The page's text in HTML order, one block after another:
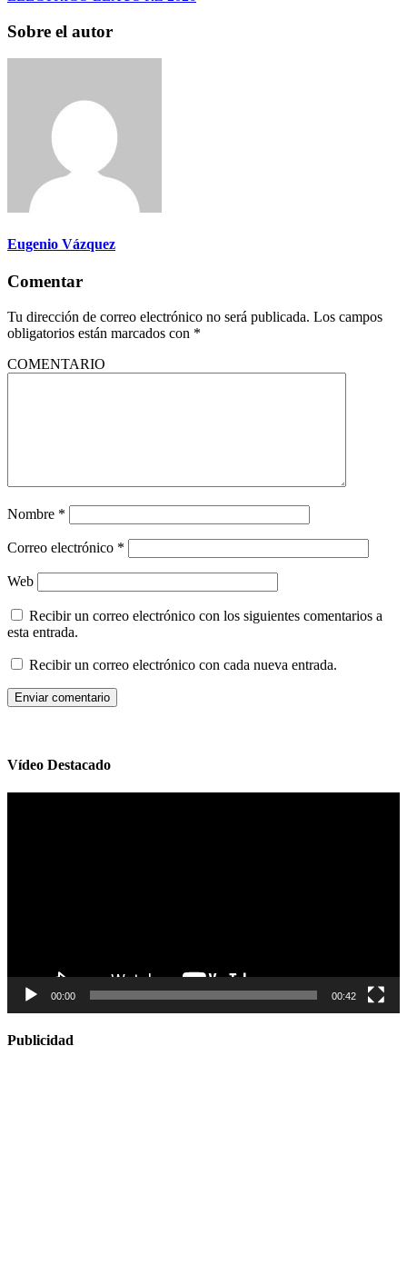
Sobre el autor
Eugenio Vázquez
Comentar
Tu dirección de correo electrónico no será publicada. Los campos
obligatorios están marcados con *
COMENTARIO
Nombre *
Correo electrónico *
Web
Recibir un correo electrónico con los siguientes comentarios a
esta entrada.
Recibir un correo electrónico con cada nueva entrada.
Vídeo Destacado
00:00 00:42
Publicidad